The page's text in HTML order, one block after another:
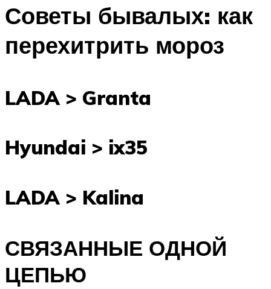
Советы бывалых: как
перехитрить мороз
LADA > Granta
Hyundai > ix35
LADA > Kalina
СВЯЗАННЫЕ ОДНОЙ
ЦЕПЬЮ